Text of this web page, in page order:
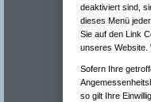
deaktiviert sind,
dieses Menü
Sie auf den Link
unseres Website.
Sofern Ihre
so gilt Ihre